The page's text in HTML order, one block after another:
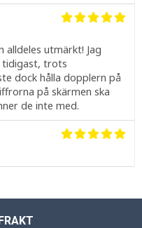
alldeles utmärkt! Jag
tidigast, trots
dock hålla dopplern på
på skärmen ska
de inte med.